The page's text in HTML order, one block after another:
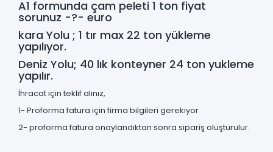
A1 formunda çam peleti 1 ton fiyat
sorunuz -?- euro
kara Yolu ; 1 tır max 22 ton yükleme
yapılıyor.
Deniz Yolu; 40 lık konteyner 24 ton yukleme
yapılır.
İhracat için teklif alınız,
1- Proforma fatura için firma bilgileri gerekiyor
2- proforma fatura onaylandıktan sonra sipariş oluşturulur.